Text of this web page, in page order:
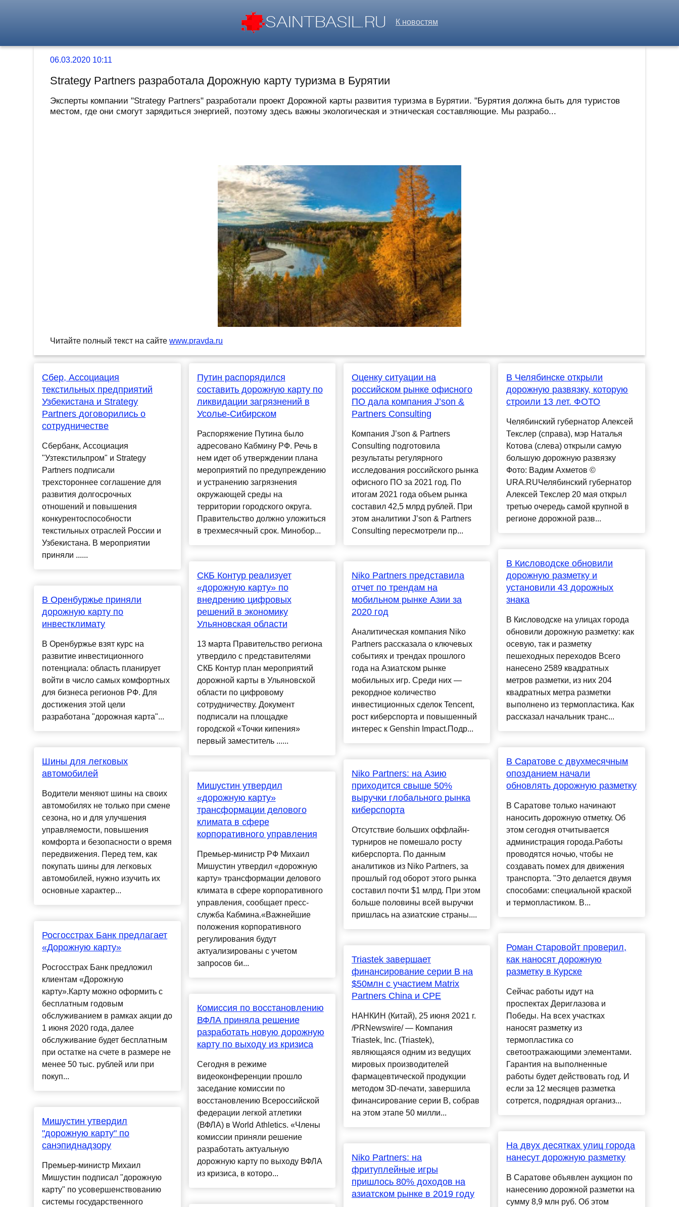
К новостям
06.03.2020 10:11
Strategy Partners разработала Дорожную карту туризма в Бурятии
Эксперты компании "Strategy Partners" разработали проект Дорожной карты развития туризма в Бурятии. "Бурятия должна быть для туристов
местом, где они смогут зарядиться энергией, поэтому здесь важны экологическая и этническая составляющие. Мы разрабо...
Читайте полный текст на сайтеwww.pravda.ru
Сбер, Ассоциация
текстильных предприятий
Узбекистана и Strategy
Partners договорились о
сотрудничестве
Сбербанк, Ассоциация
"Узтекстильпром" и Strategy
Partners подписали
трехстороннее соглашение для
развития долгосрочных
отношений и повышения
конкурентоспособности
текстильных отраслей России и
Узбекистана. В мероприятии
приняли ......
В Оренбуржье приняли
дорожную карту по
инвестклимату
В Оренбуржье взят курс на
развитие инвестиционного
потенциала: область планирует
войти в число самых комфортных
для бизнеса регионов РФ. Для
достижения этой цели
разработана "дорожная карта"...
Шины для легковых
автомобилей
Водители меняют шины на своих
автомобилях не только при смене
сезона, но и для улучшения
управляемости, повышения
комфорта и безопасности о время
передвижения. Перед тем, как
покупать шины для легковых
автомобилей, нужно изучить их
основные характер...
Росгосстрах Банк предлагает
«Дорожную карту»
Росгосстрах Банк предложил
клиентам «Дорожную
карту».Карту можно оформить с
бесплатным годовым
обслуживанием в рамках акции до
1 июня 2020 года, далее
обслуживание будет бесплатным
при остатке на счете в размере не
менее 50 тыс. рублей или при
покуп...
Мишустин утвердил
"дорожную карту" по
санэпиднадзору
Премьер-министр Михаил
Мишустин подписал "дорожную
карту" по усовершенствованию
системы государственного
Путин распорядился
составить дорожную карту по
ликвидации загрязнений в
Усолье-Сибирском
Распоряжение Путина было
адресовано Кабмину РФ. Речь в
нем идет об утверждении плана
мероприятий по предупреждению
и устранению загрязнения
окружающей среды на
территории городского округа.
Правительство должно уложиться
в трехмесячный срок. Минобор...
СКБ Контур реализует
«дорожную карту» по
внедрению цифровых
решений в экономику
Ульяновская области
13 марта Правительство региона
утвердило с представителями
СКБ Контур план мероприятий
дорожной карты в Ульяновской
области по цифровому
сотрудничеству. Документ
подписали на площадке
городской «Точки кипения»
первый заместитель ......
Мишустин утвердил
«дорожную карту»
трансформации делового
климата в сфере
корпоративного управления
Премьер-министр РФ Михаил
Мишустин утвердил «дорожную
карту» трансформации делового
климата в сфере корпоративного
управления, сообщает пресс-
служба Кабмина.«Важнейшие
положения корпоративного
регулирования будут
актуализированы с учетом
запросов би...
Комиссия по восстановлению
ВФЛА приняла решение
разработать новую дорожную
карту по выходу из кризиса
Сегодня в режиме
видеоконференции прошло
заседание комиссии по
восстановлению Всероссийской
федерации легкой атлетики
(ВФЛА) в World Athletics. «Члены
комиссии приняли решение
разработать актуальную
дорожную карту по выходу ВФЛА
из кризиса, в которо...
Оценку ситуации на
российском рынке офисного
ПО дала компания J’son &
Partners Consulting￼
Компания J’son & Partners
Consulting подготовила
результаты регулярного
исследования российского рынка
офисного ПО за 2021 год. По
итогам 2021 года объем рынка
составил 42,5 млрд рублей. При
этом аналитики J’son & Partners
Consulting пересмотрели пр...
Niko Partners представила
отчет по трендам на
мобильном рынке Азии за
2020 год
Аналитическая компания Niko
Partners рассказала о ключевых
событиях и трендах прошлого
года на Азиатском рынке
мобильных игр. Среди них —
рекордное количество
инвестиционных сделок Tencent,
рост киберспорта и повышенный
интерес к Genshin Impact.Подр...
Niko Partners: на Азию
приходится свыше 50%
выручки глобального рынка
киберспорта
Отсутствие больших оффлайн-
турниров не помешало росту
киберспорта. По данным
аналитиков из Niko Partners, за
прошлый год оборот этого рынка
составил почти $1 млрд. При этом
больше половины всей выручки
пришлась на азиатские страны....
Triastek завершает
финансирование серии B на
$50млн с участием Matrix
Partners China и CPE
НАНКИН (Китай), 25 июня 2021 г.
/PRNewswire/ — Компания
Triastek, Inc. (Triastek),
являющаяся одним из ведущих
мировых производителей
фармацевтической продукции
методом 3D-печати, завершила
финансирование серии B, собрав
на этом этапе 50 милли...
Niko Partners: на
фритуплейные игры
пришлось 80% доходов на
азиатском рынке в 2019 году
В Челябинске открыли
дорожную развязку, которую
строили 13 лет. ФОТО
Челябинский губернатор Алексей
Текслер (справа), мэр Наталья
Котова (слева) открыли самую
большую дорожную развязку
Фото: Вадим Ахметов ©
URA.RUЧелябинский губернатор
Алексей Текслер 20 мая открыл
третью очередь самой крупной в
регионе дорожной разв...
В Кисловодске обновили
дорожную разметку и
установили 43 дорожных
знака
В Кисловодске на улицах города
обновили дорожную разметку: как
осевую, так и разметку
пешеходных переходов Всего
нанесено 2589 квадратных
метров разметки, из них 204
квадратных метра разметки
выполнено из термопластика. Как
рассказал начальник транс...
В Саратове с двухмесячным
опозданием начали
обновлять дорожную разметку
В Саратове только начинают
наносить дорожную отметку. Об
этом сегодня отчитывается
администрация города.Работы
проводятся ночью, чтобы не
создавать помех для движения
транспорта. "Это делается двумя
способами: специальной краской
и термопластиком. В...
Роман Старовойт проверил,
как наносят дорожную
разметку в Курске
Сейчас работы идут на
проспектах Дериглазова и
Победы. На всех участках
наносят разметку из
термопластика со
светоотражающими элементами.
Гарантия на выполненные
работы будет действовать год. И
если за 12 месяцев разметка
сотрется, подрядная организ...
На двух десятках улиц города
нанесут дорожную разметку
В Саратове объявлен аукцион по
нанесению дорожной разметки на
сумму 8,9 млн руб. Об этом